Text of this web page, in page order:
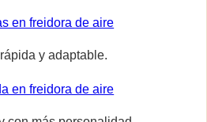
en freidora de aire
y adaptable.
en freidora de aire